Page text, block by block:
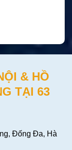
& HỒ
TẠI 63
Đống Đa, Hà